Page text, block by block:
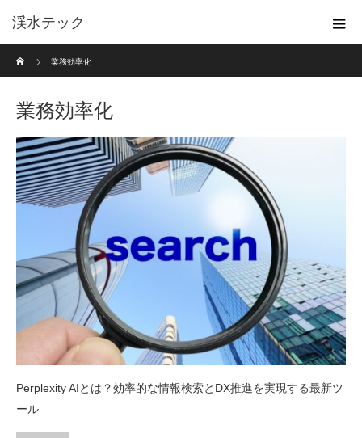
渓水テック
業務効率化
業務効率化
Perplexity AIとは？効率的な情報検索とDX推進を実現する最新ツ
ール